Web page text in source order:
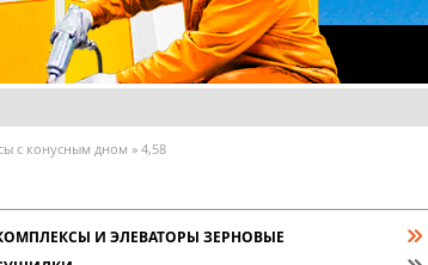
И ЭЛЕВАТОРЫ ЗЕРНОВЫЕ
с конусным дном » 4,58